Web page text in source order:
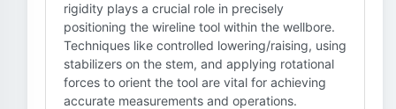
rigidity plays a crucial role in precisely
positioning the wireline tool within the wellbore.
Techniques like controlled lowering/raising, using
stabilizers on the stem, and applying rotational
forces to orient the tool are vital for achieving
accurate measurements and operations.